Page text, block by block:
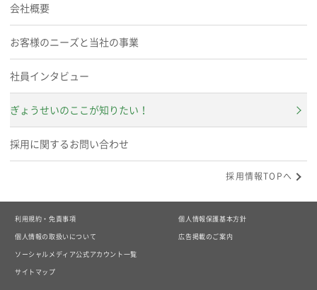
会社概要
お客様のニーズと当社の事業
社員インタビュー
ぎょうせいのここが知りたい！
採用に関するお問い合わせ
採用情報TOPへ
利用規約・免責事項
個人情報保護基本方針
個人情報の取扱いについて
広告掲載のご案内
ソーシャルメディア公式アカウント一覧
サイトマップ